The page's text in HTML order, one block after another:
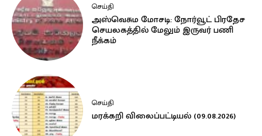
செய்தி
அஸ்வெசும மோசடி: நோர்வூட் பிரதேச
செயலகத்தில் மேலும் இருவர் பணி
நீக்கம்
செய்தி
மரக்கறி விலைப்பட்டியல் (09.08.2026)